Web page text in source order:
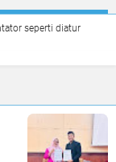
seperti diatur